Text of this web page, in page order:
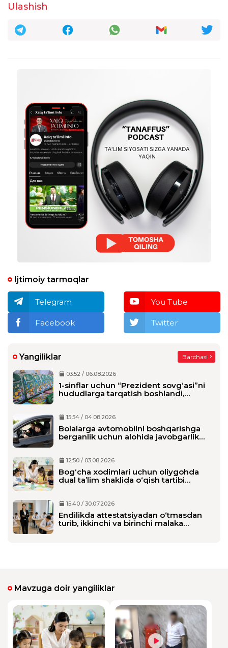
20:15:19 / 05.02.2026
23:40:44 / 11.02.2026
Erkin Mirzayev :
O‘zi barcha dars mavzusi ko‘rib chiqilib
eskilik qolmadi ustoz barchasi yangiliklarga
boy kitob bo‘lib ishlab chiqarildi faqatgina
bir oz o'tirib pedagog o‘z ustida ishlash
qoldi juda ko‘p pedagog ustozlar o‘zini
ustida ishlamasdan qo'ydi shuning uchun
pragranmalar qiyin bo‘lib tog'dek
ko'ringandi.
taxrirlangan
1 Javob
Ulashish
Ijtimoiy tarmoqlar
Telegram You Tube
Facebook Twitter
Yangiliklar Barchasi
03:52 / 06.08.2026
1-sinflar uchun “Prezident sovg‘asi”ni
hududlarga tarqatish boshlandi,
15:54 / 04.08.2026
Bolalarga avtomobilni boshqarishga
berganlik uchun alohida javobgarlik
12:50 / 03.08.2026
Bog‘cha xodimlari uchun oliygohda
dual ta’lim shaklida o‘qish tartibi
15:40 / 30.07.2026
Endilikda attestatsiyadan o‘tmasdan
turib, ikkinchi va birinchi malaka
Mavzuga doir yangiliklar